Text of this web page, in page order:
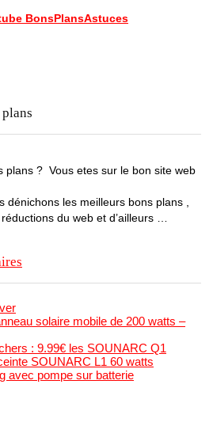
BonsPlansAstuces
plans ? Vous etes sur le bon site web
dénichons les meilleurs bons plans ,
du web et d’ailleurs …
solaire mobile de 200 watts –
: 9.99€ les SOUNARC Q1
SOUNARC L1 60 watts
avec pompe sur batterie